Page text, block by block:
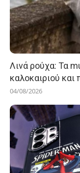
Λινά ρούχα: Τα
καλοκαιριού
04/08/2026